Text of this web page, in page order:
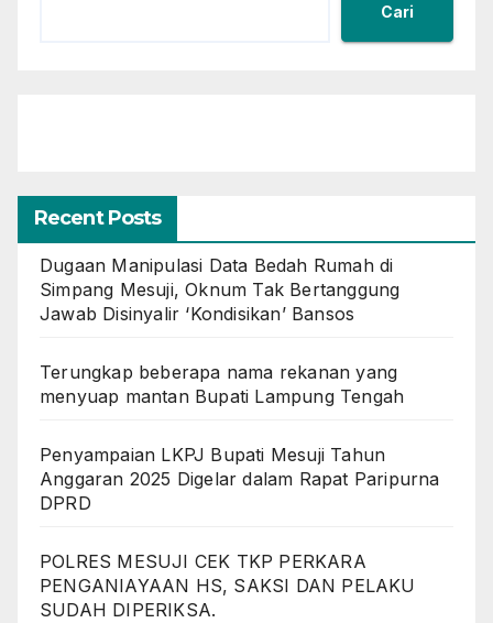
Cari
Recent Posts
Dugaan Manipulasi Data Bedah Rumah di
Simpang Mesuji, Oknum Tak Bertanggung
Jawab Disinyalir ‘Kondisikan’ Bansos
Terungkap beberapa nama rekanan yang
menyuap mantan Bupati Lampung Tengah
Penyampaian LKPJ Bupati Mesuji Tahun
Anggaran 2025 Digelar dalam Rapat Paripurna
DPRD
POLRES MESUJI CEK TKP PERKARA
PENGANIAYAAN HS, SAKSI DAN PELAKU
SUDAH DIPERIKSA.